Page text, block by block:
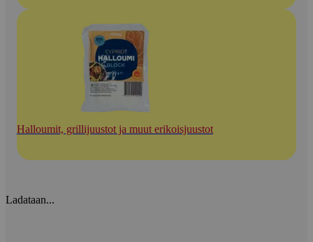
Halloumit, grillijuustot ja muut erikoisjuustot
Ladataan...